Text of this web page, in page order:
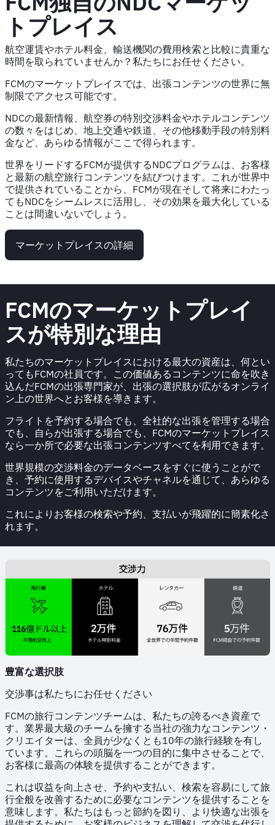
トプレイス
航空運賃やホテル料金、輸送機関の費用検索と比較に貴重な
時間を取られていませんか？私たちにお任せください。
FCMのマーケットプレイスでは、出張コンテンツの世界に無
制限でアクセス可能です。
NDCの最新情報、航空券の特別交渉料金やホテルコンテンツ
の数々をはじめ、地上交通や鉄道、その他移動手段の特別料
金など、あらゆる情報がここで得られます。
世界をリードするFCMが提供するNDCプログラムは、お客様
と最新の航空旅行コンテンツを結びつけます。これが世界中
で提供されていることから、FCMが現在そして将来にわたっ
てもNDCをシームレスに活用し、その効果を最大化している
ことは間違いないでしょう。
マーケットプレイスの詳細
FCMのマーケットプレイ
スが特別な理由
私たちのマーケットプレイスにおける最大の資産は、何とい
ってもFCMの社員です。この価値あるコンテンツに命を吹き
込んだFCMの出張専門家が、出張の選択肢が広がるオンライ
ン上の世界へとお客様を導きます。
フライトを予約する場合でも、全社的な出張を管理する場合
でも、自らが出張する場合でも、FCMのマーケットプレイス
なら一か所で必要な出張コンテンツすべてを利用できます。
世界規模の交渉料金のデータベースをすぐに使うことがで
き、予約に使用するデバイスやチャネルを通じて、あらゆる
コンテンツをご利用いただけます。
これによりお客様の検索や予約、支払いが飛躍的に簡素化さ
れます。
豊富な選択肢
交渉事は私たちにお任せください
FCMの旅行コンテンツチームは、私たちの誇るべき資産で
す。業界最大級のチームを擁する当社の強力なコンテンツ・
クリエイターは、全員が少なくとも10年の旅行経験を有し
ています。これらの頭脳を一つの目的に集中させることで、
お客様に最高の体験を提供することができます。
これは収益を向上させ、予約や支払い、検索を容易にして旅
行全般を改善するために必要なコンテンツを提供することを
意味します。私たちはもっと節約を図り、より快適な出張を